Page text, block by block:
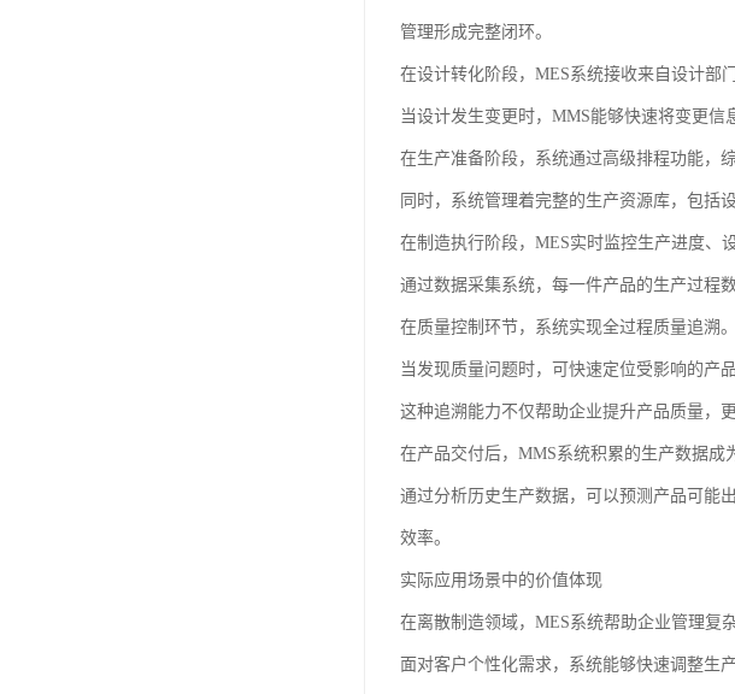
管理形成完整闭环。
在设计转化阶段，MES系统接收来自设计部
当设计发生变更时，MMS能够快速将变更
在生产准备阶段，系统通过高级排程功能，
同时，系统管理着完整的生产资源库，包括
在制造执行阶段，MES实时监控生产进度、
通过数据采集系统，每一件产品的生产过程
在质量控制环节，系统实现全过程质量追溯。
当发现质量问题时，可快速定位受影响的产
这种追溯能力不仅帮助企业提升产品质量，
在产品交付后，MMS系统积累的生产数据成
通过分析历史生产数据，可以预测产品可能
效率。
实际应用场景中的价值体现
在离散制造领域，MES系统帮助企业管理复
面对客户个性化需求，系统能够快速调整生